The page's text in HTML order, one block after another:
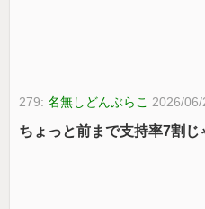
279:名無しどんぶらこ 2026/
ちょっと前まで支持率7割じ